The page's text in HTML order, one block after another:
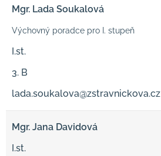
Mgr. Lada Soukalová
Výchovný poradce pro I. stupeň
I.st.
3. B
lada.soukalova@zstravnickova.cz
Mgr. Jana Davidová
I.st.